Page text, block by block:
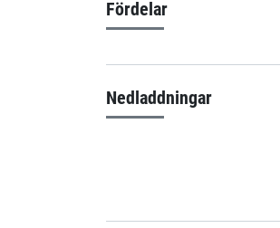
Fördelar
Nedladdningar